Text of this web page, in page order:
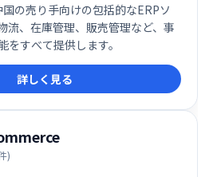
の売り手向けの包括的なERPソ
流、在庫管理、販売管理など、事
をすべて提供します。
詳しく見る
)